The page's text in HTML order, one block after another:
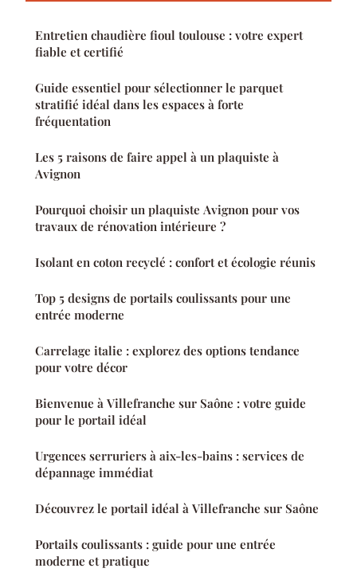
Entretien chaudière fioul toulouse : votre expert
fiable et certifié
Guide essentiel pour sélectionner le parquet
stratifié idéal dans les espaces à forte
fréquentation
Les 5 raisons de faire appel à un plaquiste à
Avignon
Pourquoi choisir un plaquiste Avignon pour vos
travaux de rénovation intérieure ?
Isolant en coton recyclé : confort et écologie réunis
Top 5 designs de portails coulissants pour une
entrée moderne
Carrelage italie : explorez des options tendance
pour votre décor
Bienvenue à Villefranche sur Saône : votre guide
pour le portail idéal
Urgences serruriers à aix-les-bains : services de
dépannage immédiat
Découvrez le portail idéal à Villefranche sur Saône
Portails coulissants : guide pour une entrée
moderne et pratique